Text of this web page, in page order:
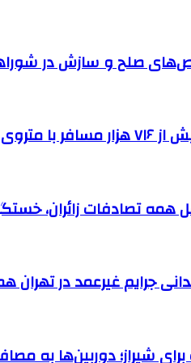
صلح و سازش در
جاماندگان اربعین
همه تصادفات زائران،
شیراز؛ دوربین‌ها به